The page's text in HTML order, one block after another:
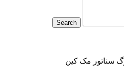
سناتور مک کین